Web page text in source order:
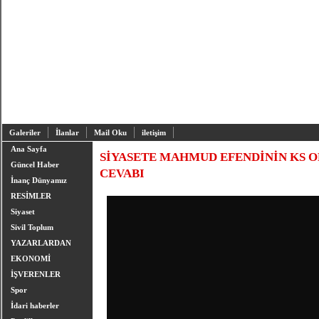
Galeriler İlanlar Mail Oku
iletişim
Ana Sayfa
Güncel Haber
İnanç Dünyamız
RESİMLER
Siyaset
Sivil Toplum
YAZARLARDAN
EKONOMİ
İŞVERENLER
Spor
İdari haberler
SİYASETE MAHMUD EFENDİNİN KS
CEVABI